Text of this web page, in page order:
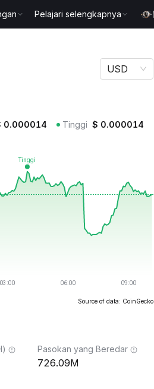
Pelajari selengkapnya
USD
0.000014 Tinggi $ 0.000014
Source of data: CoinGecko
Pasokan yang Beredar
726.09M